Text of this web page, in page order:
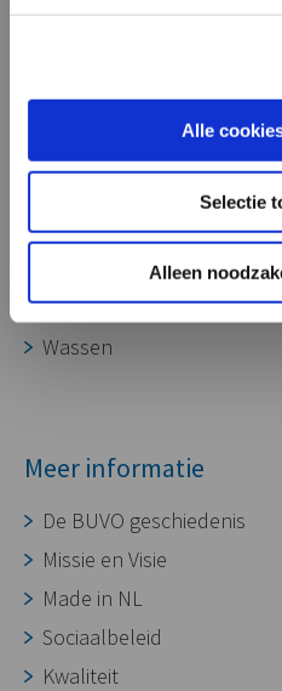
Alle
Selectie
Alleen
CNC bewerking
Assembleren
Oppervlaktebehandeling
Wassen
Meer informatie
De BUVO geschiedenis
Missie en Visie
Made in NL
Sociaalbeleid
Kwaliteit
onze aluminium
geschikt voor